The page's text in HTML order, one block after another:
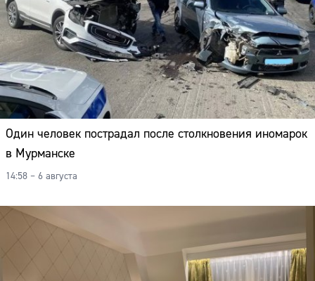
Один человек пострадал после столкновения иномарок
в Мурманске
14:58 – 6 августа